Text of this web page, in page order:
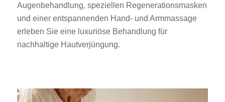
Augenbehandlung, speziellen Regenerationsmasken
und einer entspannenden Hand- und Armmassage
erleben Sie eine luxuriöse Behandlung für
nachhaltige Hautverjüngung.